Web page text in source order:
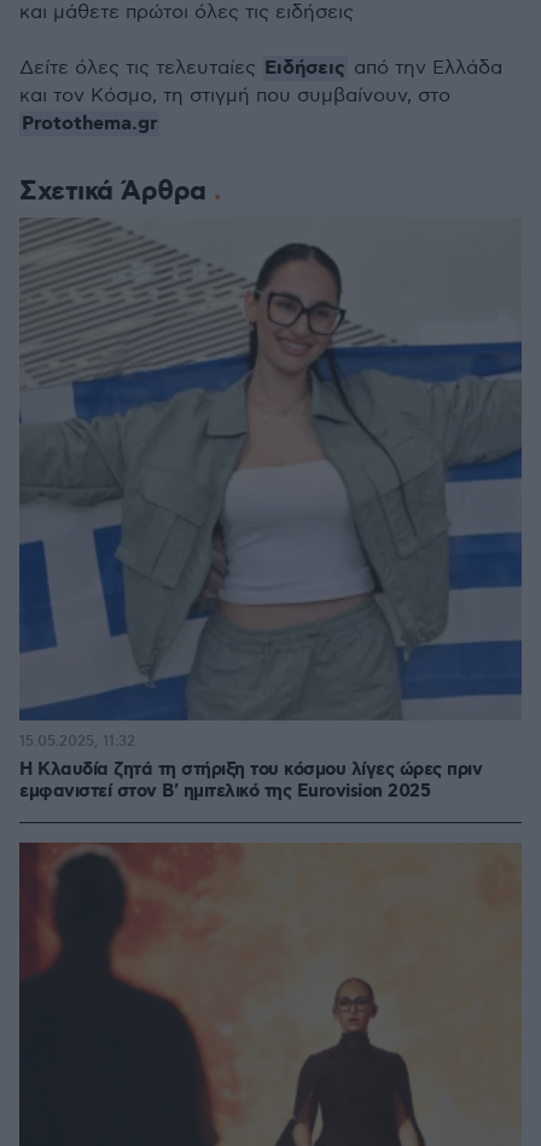
Σχετικά Άρθρα
Η Κλαυδία ζητά τη στήριξη του κόσμου λίγες ώρες πριν
εμφανιστεί στον Β' ημιτελικό της Eurovision 2025
15.05.2025, 11:32
και μάθετε πρώτοι όλες τις ειδήσεις
Δείτε όλες τις τελευταίες Ειδήσεις από την Ελλάδα
και τον Κόσμο, τη στιγμή που συμβαίνουν, στο
Protothema.gr